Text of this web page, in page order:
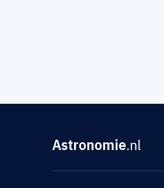
Astronomie.nl